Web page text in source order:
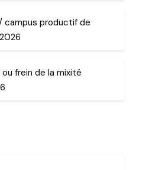
productif de
frein de la mixité